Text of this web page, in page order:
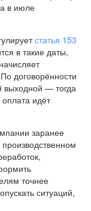
в июле
статья 153
в такие даты,
договорённости
выходной — тогда
идёт
заранее
точнее
ситуаций,